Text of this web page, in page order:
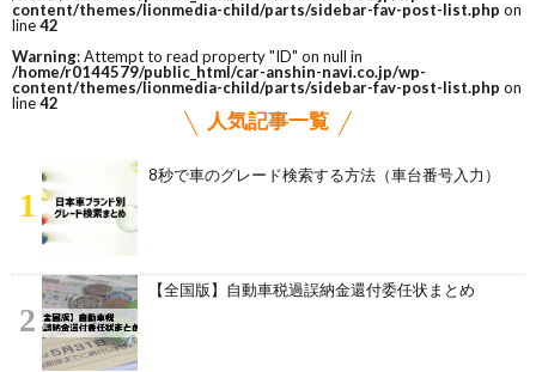
content/themes/lionmedia-child/parts/sidebar-fav-post-list.php on
line42
Warning: Attempt to read property "ID" on null in
/home/r0144579/public_html/car-anshin-navi.co.jp/wp-
content/themes/lionmedia-child/parts/sidebar-fav-post-list.php on
line42
人気記事一覧
1
8秒で車のグレード検索する方法（車台番号入力）
2
【全国版】自動車税過誤納金還付委任状まとめ